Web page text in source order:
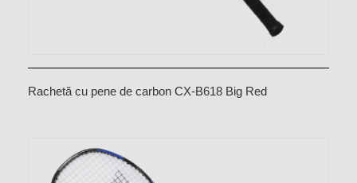
Rachetă cu pene de carbon CX-B618 Big Red